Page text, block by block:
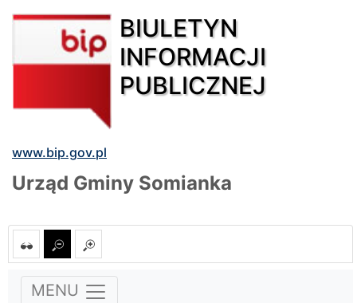
BIULETYN
INFORMACJI
PUBLICZNEJ
www.bip.gov.pl
Urząd Gminy Somianka
MENU